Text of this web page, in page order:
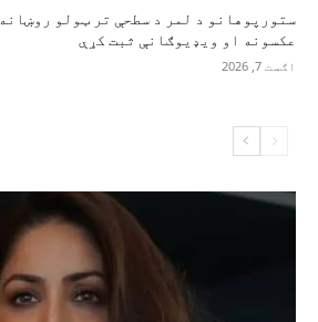
ستورپوهانو د لمر د سطحې تر ټولو روښانه
عکسونه او ویډیوګانې ثبت کړې
اګست 7, 2026